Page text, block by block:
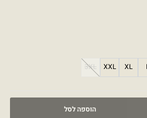
XL
XXL
3XL
הוספה לסל